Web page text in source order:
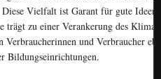
Vielfalt ist Garant für gute
zu einer Verankerung des Klima
und Verbraucher
Bildungseinrichtungen.